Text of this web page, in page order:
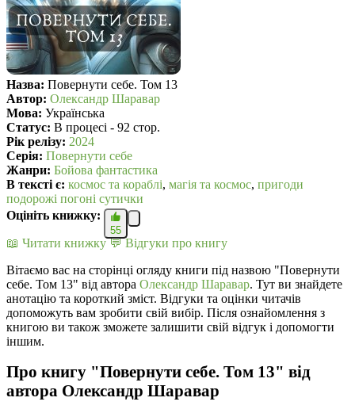
Назва: Повернути себе. Том 13
Автор: Олександр Шаравар
Мова: Українська
Статус: В процесі - 92 стор.
Рік релізу: 2024
Серія: Повернути себе
Жанри: Бойова фантастика
В текcті є: космос та кораблі, магія та космос, пригоди
подорожі погоні сутички
Оцініть книжку:
55
📖 Читати книжку 💬 Відгуки про книгу
Вітаємо вас на сторінці огляду книги під назвою "Повернути
себе. Том 13" від автора Олександр Шаравар. Тут ви знайдете
анотацію та короткий зміст. Відгуки та оцінки читачів
допоможуть вам зробити свій вибір. Після ознайомлення з
книгою ви також зможете залишити свій відгук і допомогти
іншим.
Про книгу "Повернути себе. Том 13" від
автора Олександр Шаравар